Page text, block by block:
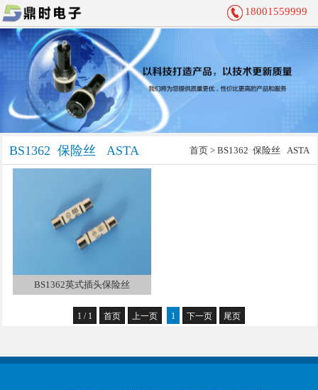
18001559999
BS1362 保险丝 ASTA 首页> BS1362 保险丝 ASTA
BS1362英式插头保险丝
1 / 1 首页 上一页 1 下一页 尾页